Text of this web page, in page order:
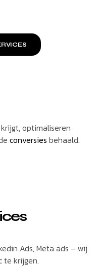
krijgt, optimaliseren
conversies behaald.
Ads, Meta ads – wij
te krijgen.